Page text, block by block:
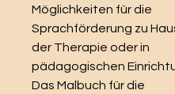
Möglichkeiten für die
Sprachförderung zu
der Therapie oder in
pädagogischen
Das Malbuch für die